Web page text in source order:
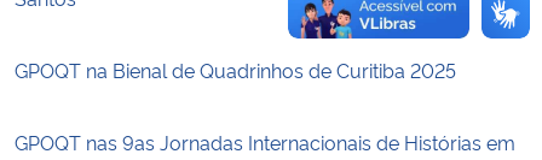
GPOQT na Bienal de Quadrinhos de Curitiba 2025
GPOQT nas 9as Jornadas Internacionais de Histórias em